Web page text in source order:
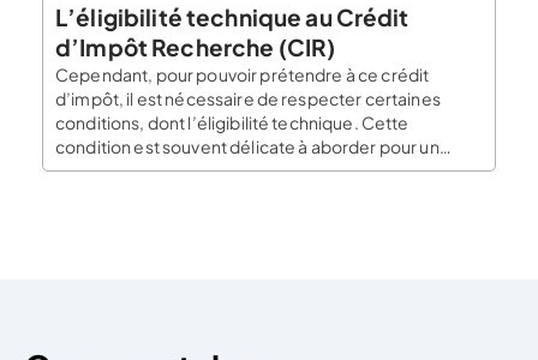
L’éligibilité technique au Crédit
d’Impôt Recherche (CIR)
Cependant, pour pouvoir prétendre à ce crédit
d’impôt, il est nécessaire de respecter certaines
conditions, dont l’éligibilité technique. Cette
condition est souvent délicate à aborder pour un
entrepreneur car, pour être efficace et sécurisée,